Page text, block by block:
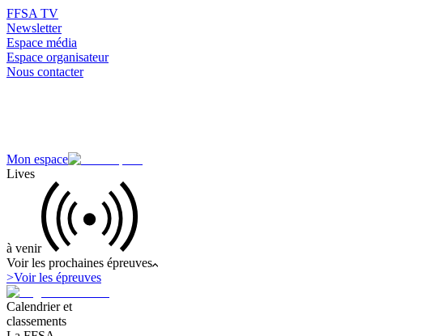
FFSA TV
Newsletter
Espace média
Espace organisateur
Nous contacter
Mon espace
Lives
à venir
Voir les prochaines épreuves
>Voir les épreuves
Calendrier et
classements